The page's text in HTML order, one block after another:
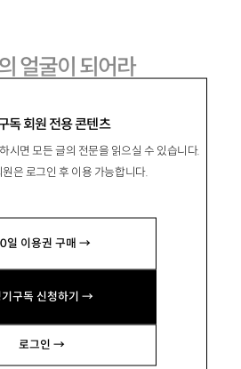
독 회원 전용 콘텐츠
시면 모든 글의 전문을 읽으실 수 있습니다.
은 로그인 후 이용 가능합니다.
일 이용권 구매 →
구독 신청하기 →
로그인 →
얼굴이 되어라
평론으로 「인간쓰레기들을